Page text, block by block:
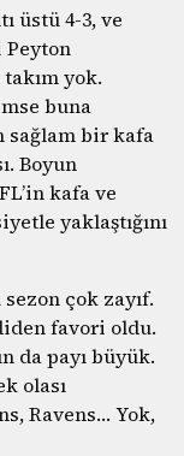
üstü 4-3, ve
Peyton
yok.
buna
sağlam bir kafa
Boyun
kafa ve
yaklaştığını
çok zayıf.
favori oldu.
da payı büyük.
olası
Ravens… Yok,